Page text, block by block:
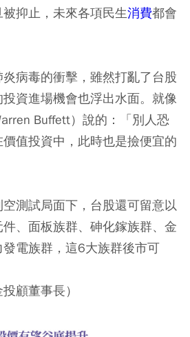
抑止，未來各項民生消費都會
病毒的衝擊，雖然打亂了台股
資進場機會也浮出水面。就像
Buffett）說的：「別人恐
值投資中，此時也是撿便宜的
測試局面下，台股還可留意以
、面板族群、砷化鎵族群、金
電族群，這6大族群後市可
顧董事長）